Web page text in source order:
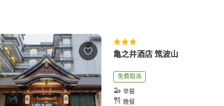
亀之井酒店 筑波山
免費取消
早餐
晚餐